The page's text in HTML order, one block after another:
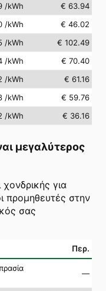
/kWh
€ 63.94
/kWh
€ 46.02
/kWh
€ 102.49
/kWh
€ 70.40
/kWh
€ 61.16
/kWh
€ 59.76
/kWh € 36.16
μεγαλύτερος
χονδρικής για
προμηθευτές στην
σας
Περ.
—